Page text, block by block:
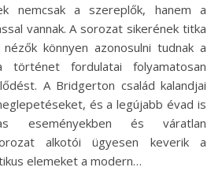
nemcsak a szereplők, hanem a
vannak. A sorozat sikerének titka
könnyen azonosulni tudnak a
történet fordulatai folyamatosan
A Bridgerton család kalandjai
és a legújabb évad is
eseményekben és váratlan
alkotói ügyesen keverik a
elemeket a modern…